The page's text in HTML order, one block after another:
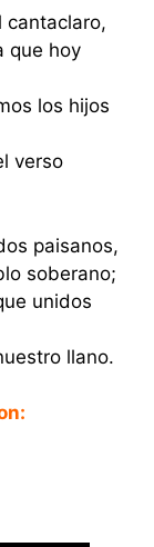
cantaclaro,
que hoy
los hijos
verso
paisanos,
soberano;
unidos
llano.